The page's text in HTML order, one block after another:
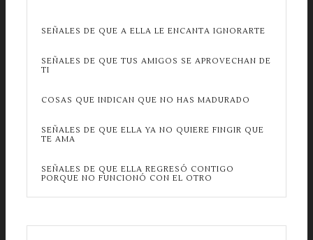
SEÑALES DE QUE A ELLA LE ENCANTA IGNORARTE
SEÑALES DE QUE TUS AMIGOS SE APROVECHAN DE
TI
COSAS QUE INDICAN QUE NO HAS MADURADO
SEÑALES DE QUE ELLA YA NO QUIERE FINGIR QUE
TE AMA
SEÑALES DE QUE ELLA REGRESÓ CONTIGO
PORQUE NO FUNCIONÓ CON EL OTRO